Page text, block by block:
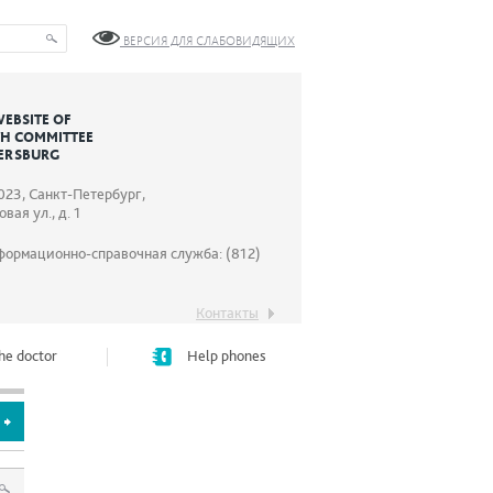
ВЕРСИЯ ДЛЯ СЛАБОВИДЯЩИХ
OF
COMMITTEE
Санкт-Петербург,
ул., д. 1
справочная служба: (812)
Контакты
doctor Help phones